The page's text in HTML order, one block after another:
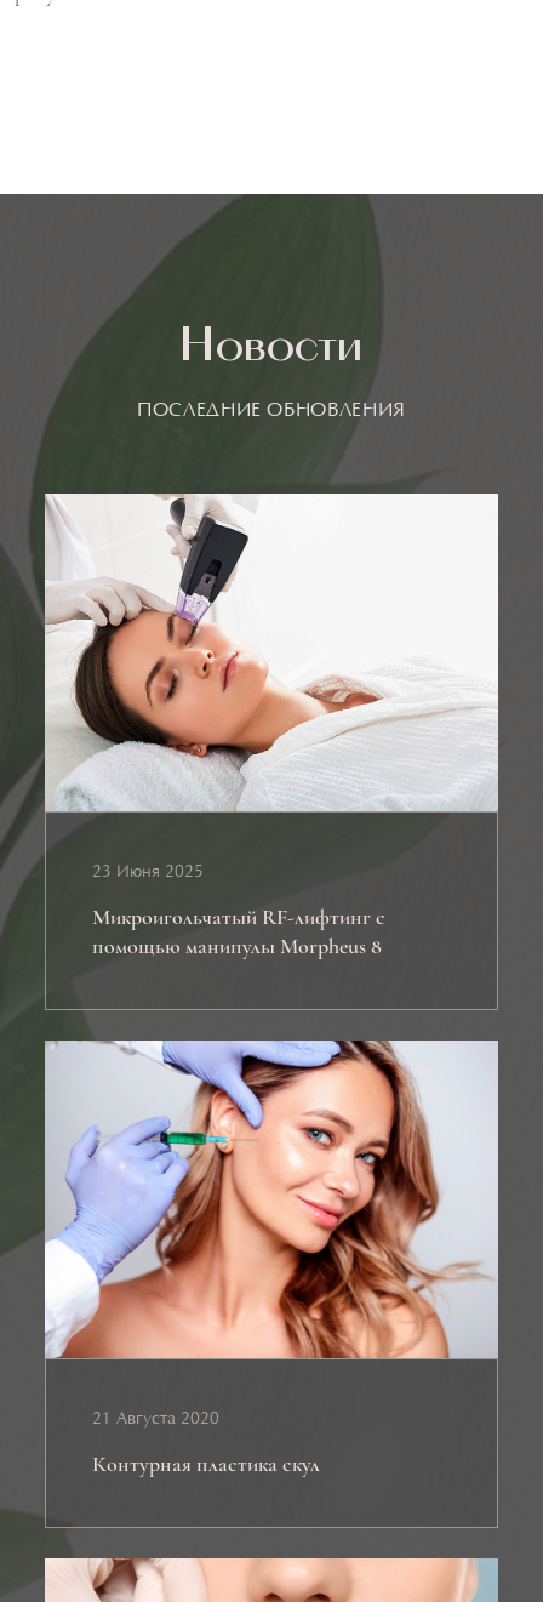
Новости
ПОСЛЕДНИЕ ОБНОВЛЕНИЯ
23 Июня 2025
Микроигольчатый RF-лифтинг с
помощью манипулы Morpheus 8
21 Августа 2020
Контурная пластика скул